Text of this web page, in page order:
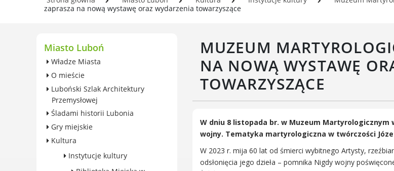
wieczystego gruntu i roczna
opłata przekształceniowa
Ochrona środowiska
KLIMATU
Komunikacja miejska
Rolnictwo
Zwierzęta
Organizacje pozarządowe
Pozarządowych
Serwisy mapowe
Plaża Miejska przy ul. Rzecznej
w Luboniu
zaprasza na nową wystawę oraz wydarzenia towarzyszące
MUZEUM
NA NOWĄ WYSTAWĘ
TOWARZYSZĄCE
W dniu 8 listopada br. w Muzeum Martyrologicznym
wojny. Tematyka martyrologiczna w twórczości
W 2023 r. mija 60 lat od śmierci wybitnego Artysty,
odsłonięcia jego dzieła – pomnika Nigdy wojny
Miasto Luboń
Władze Miasta
O mieście
Luboński Szlak Architektury
Przemysłowej
Śladami historii Lubonia
Gry miejskie
Kultura
Instytucje kultury